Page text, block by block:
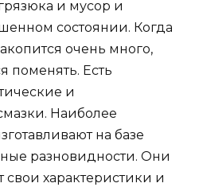
и мусор и
состоянии. Когда
очень много,
поменять. Есть
и
Наиболее
на базе
разновидности. Они
свои характеристики и